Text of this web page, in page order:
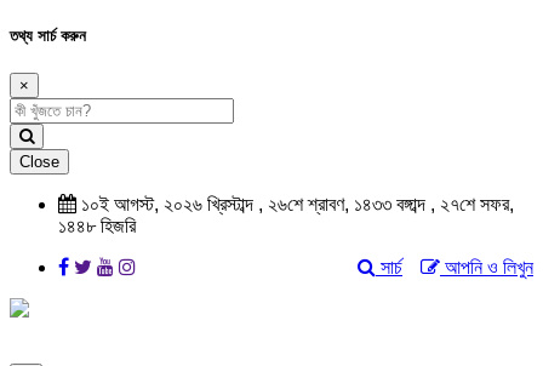
তথ্য সার্চ করুন
×
Close
১০ই আগস্ট, ২০২৬ খ্রিস্টাব্দ , ২৬শে শ্রাবণ, ১৪৩৩ বঙ্গাব্দ , ২৭শে সফর,
১৪৪৮ হিজরি
আপনি ও লিখুন
সার্চ